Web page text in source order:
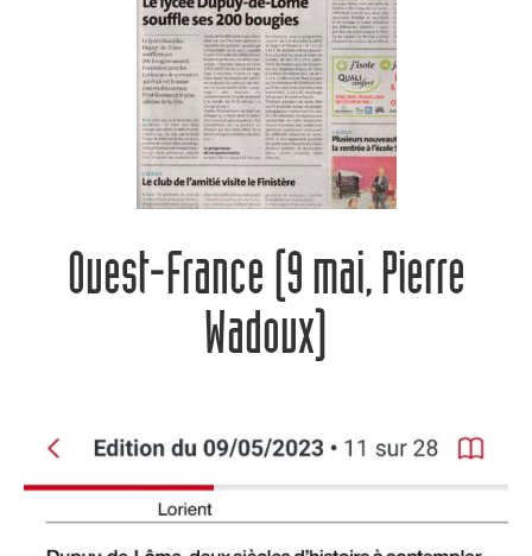
Ouest-France (9 mai, Pierre
Wadoux)